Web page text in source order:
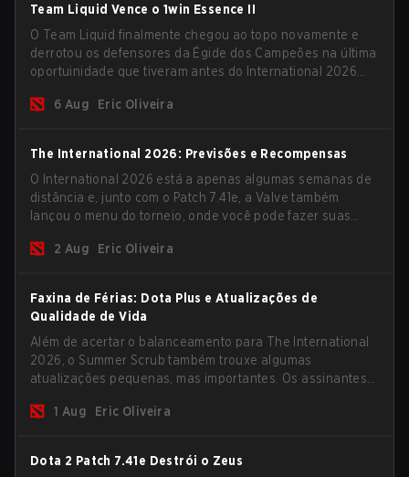
Team Liquid Vence o 1win Essence II
O Team Liquid finalmente chegou ao topo novamente e
derrotou os defensores da Égide dos Campeões na última
oportuinidade que tiveram antes do International 2026
conquistar uma chance de glória eterna.
6 Aug Eric Oliveira
The International 2026: Previsões e Recompensas
O International 2026 está a apenas algumas semanas de
distância e, junto com o Patch 7.41e, a Valve também
lançou o menu do torneio, onde você pode fazer suas
recompensas deste ano.
2 Aug Eric Oliveira
Faxina de Férias: Dota Plus e Atualizações de
Qualidade de Vida
Além de acertar o balanceamento para The International
2026, o Summer Scrub também trouxe algumas
atualizações pequenas, mas importantes. Os assinantes
pós-jogo e agora todos os jogadores podem vincular
1 Aug Eric Oliveira
Dota 2 Patch 7.41e Destrói o Zeus